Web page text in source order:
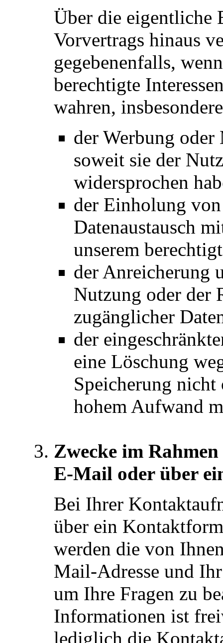
Über die eigentliche
Vorvertrags hinaus
gegebenenfalls,
berechtigte
wahren,
der Werbung
soweit sie der
widersprochen
der Einholung
Datenaustausch
unserem
der Anreicherung
Nutzung oder der
zugänglicher
der
eine Löschung
Speicherung
hohem Aufwand
Zwecke im
E-Mail oder über
Bei Ihrer
über ein
werden die von
Mail-Adresse und
um Ihre Fragen zu
Informationen ist
lediglich die